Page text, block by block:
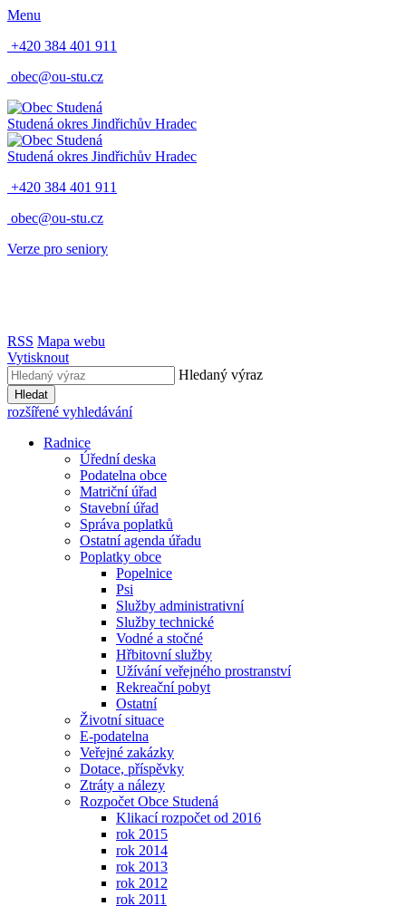
Menu
+420 384 401 911
obec@ou-stu.cz
Studená okres Jindřichův Hradec
Studená okres Jindřichův Hradec
+420 384 401 911
obec@ou-stu.cz
Verze pro seniory
RSS Mapa webu
Vytisknout
Hledaný výraz
Hledat
rozšířené vyhledávání
Radnice
Úřední deska
Podatelna obce
Matriční úřad
Stavební úřad
Správa poplatků
Ostatní agenda úřadu
Poplatky obce
Popelnice
Psi
Služby administrativní
Služby technické
Vodné a stočné
Hřbitovní služby
Užívání veřejného prostranství
Rekreační pobyt
Ostatní
Životní situace
E-podatelna
Veřejné zakázky
Dotace, příspěvky
Ztráty a nálezy
Rozpočet Obce Studená
Klikací rozpočet od 2016
rok 2015
rok 2014
rok 2013
rok 2012
rok 2011